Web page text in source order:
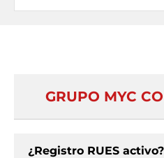
GRUPO MYC
¿Registro RUES activo?